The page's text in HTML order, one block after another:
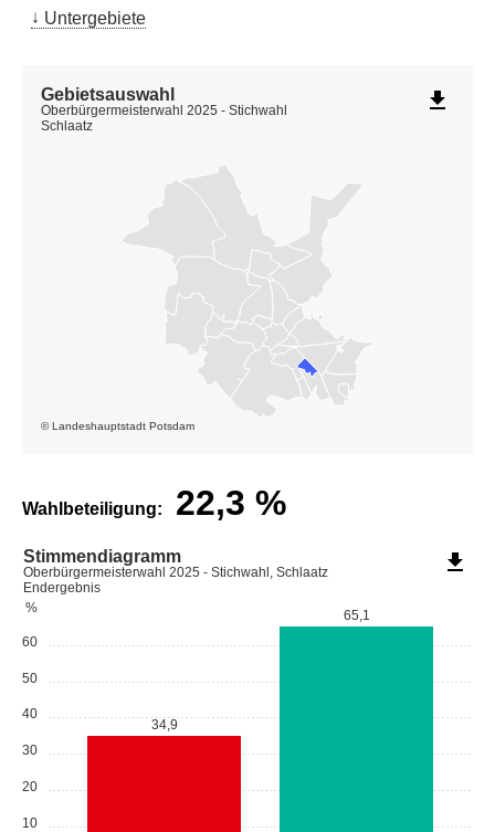
Untergebiete
© Landeshauptstadt Potsdam
Gebietsauswahl
Oberbürgermeisterwahl 2025 - Stichwahl
Schlaatz
file_download
Wahlbeteiligung: 22,3 %
10
20
30
40
50
60
%
34,9
65,1
Stimmendiagramm
Oberbürgermeisterwahl 2025 - Stichwahl, Schlaatz
Endergebnis
file_download